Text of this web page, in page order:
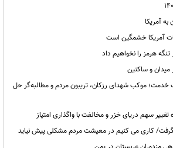
آمریکا
آمریکا خشمگین است
هرمز را نخواهیم داد
و ساکتین
موکب شهدای رزکان، تریبون مردم و مطالبه‌گر حل
سهم دریای خزر و مخالفت با واگذاری امتیاز
گرفت/ کاری می کنیم در معیشت مردم مشکلی پیش نیاید